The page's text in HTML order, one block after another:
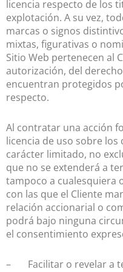
licencia respecto de los
explotación. A su vez,
marcas o signos
mixtas, figurativas o
Sitio Web pertenecen al
autorización, del
encuentran protegidos
respecto.
Al contratar una acción
licencia de uso sobre
carácter limitado, no
que no se extenderá a
tampoco a cualesquiera
con las que el Cliente
relación accionarial o
podrá bajo ninguna
el consentimiento
– Facilitar o revelar a